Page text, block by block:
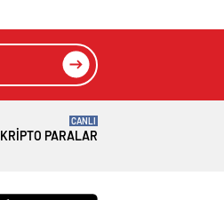
KRIPTO PARALAR
CANLI